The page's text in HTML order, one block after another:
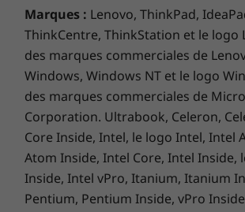
Performances et sécurité
fronts
sécurité sur
fronts
Spécifications techniques
Référence des spécifications des
spécifications, documents,
Les caractéristiques et spécifications ci-contre ne
les versions disponibles à la vente dans ce pays !
Marques : Lenovo, ThinkPad,
ThinkCentre, ThinkStation et le logo
des marques commerciales de
Windows, Windows NT et le logo
des marques commerciales de
Corporation. Ultrabook, Celeron,
Core Inside, Intel, le logo Intel, Intel
Atom Inside, Intel Core, Intel Inside,
Inside, Intel vPro, Itanium, Itanium
Pentium, Pentium Inside, vPro